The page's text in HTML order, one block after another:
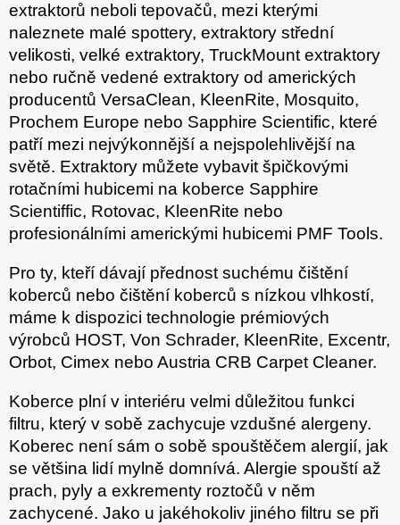
extraktorů neboli tepovačů, mezi kterými
naleznete malé spottery, extraktory střední
velikosti, velké extraktory, TruckMount extraktory
nebo ručně vedené extraktory od amerických
producentů VersaClean, KleenRite, Mosquito,
Prochem Europe nebo Sapphire Scientific, které
patří mezi nejvýkonnější a nejspolehlivější na
světě. Extraktory můžete vybavit špičkovými
rotačními hubicemi na koberce Sapphire
Scientiffic, Rotovac, KleenRite nebo
profesionálními americkými hubicemi PMF Tools.
Pro ty, kteří dávají přednost suchému čištění
koberců nebo čištění koberců s nízkou vlhkostí,
máme k dispozici technologie prémiových
výrobců HOST, Von Schrader, KleenRite, Excentr,
Orbot, Cimex nebo Austria CRB Carpet Cleaner.
Koberce plní v interiéru velmi důležitou funkci
filtru, který v sobě zachycuje vzdušné alergeny.
Koberec není sám o sobě spouštěčem alergií, jak
se většina lidí mylně domnívá. Alergie spouští až
prach, pyly a exkrementy roztočů v něm
zachycené. Jako u jakéhokoliv jiného filtru se při